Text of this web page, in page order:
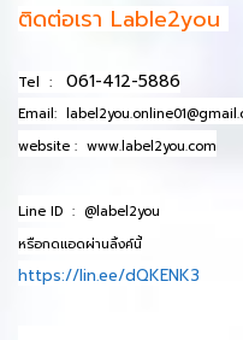
ติดต่อเรา Lable2you
Tel : 061-412-5886
Email:
website : www.label2you.com
Line ID : @label2you
หรือกดแอดผ่านลิ้งค์นี้
https://lin.ee/dQKENK3